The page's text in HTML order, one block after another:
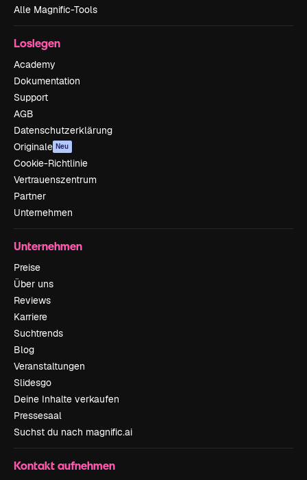
Alle Magnific-Tools
Loslegen
Academy
Dokumentation
Support
AGB
Datenschutzerklärung
Originale Neu
Cookie-Richtlinie
Vertrauenszentrum
Partner
Unternehmen
Unternehmen
Preise
Über uns
Reviews
Karriere
Suchtrends
Blog
Veranstaltungen
Slidesgo
Deine Inhalte verkaufen
Pressesaal
Suchst du nach magnific.ai
Kontakt aufnehmen